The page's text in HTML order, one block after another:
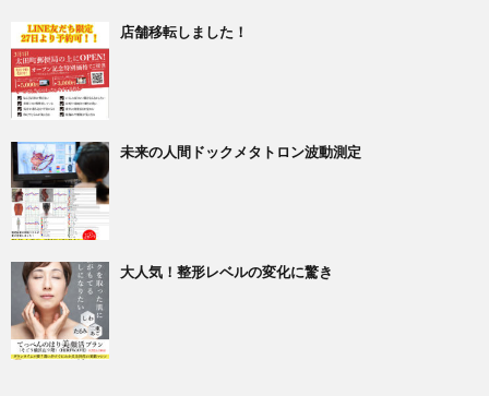
店舗移転しました！
未来の人間ドックメタトロン波動測定
大人気！整形レベルの変化に驚き